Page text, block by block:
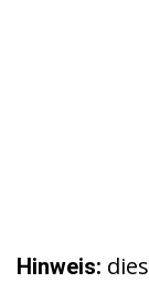
Hinweis: